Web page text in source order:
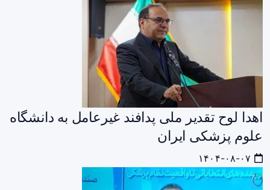
اهدا لوح تقدیر ملی پدافند غیرعامل به دانشگاه
علوم پزشکی ایران